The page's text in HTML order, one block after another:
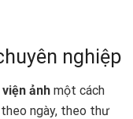
nghiệp
ảnh một cách
ngày, theo thư